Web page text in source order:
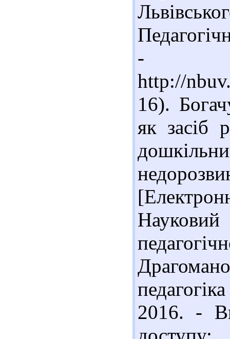
-
http://
16).
як засіб
2016. -